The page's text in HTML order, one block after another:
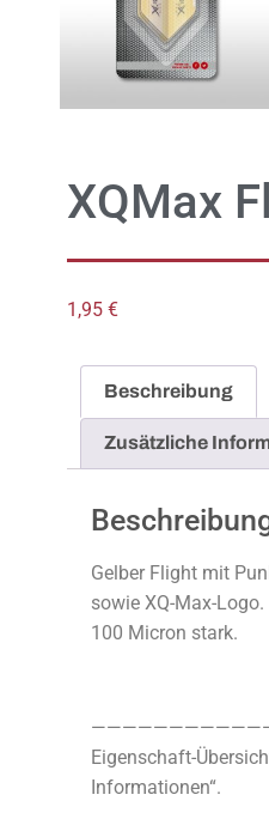
XQMax
1,95 €
Beschreibung
Zusätzliche
Gelber Flight mit
sowie XQ-Max-Logo.
100 Micron stark.
Eigenschaft-
Informationen“.